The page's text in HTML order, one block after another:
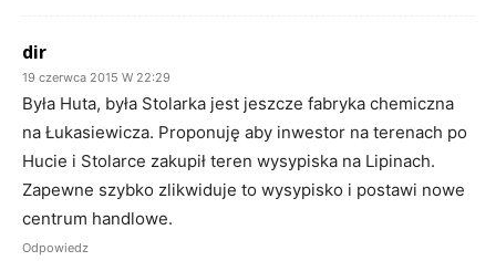
dir
19 czerwca 2015 W 22:29
Była Huta, była Stolarka jest jeszcze fabryka chemiczna
na Łukasiewicza. Proponuję aby inwestor na terenach po
Hucie i Stolarce zakupił teren wysypiska na Lipinach.
Zapewne szybko zlikwiduje to wysypisko i postawi nowe
centrum handlowe.
Odpowiedz